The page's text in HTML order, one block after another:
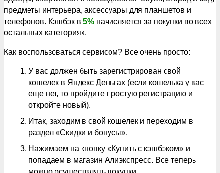
предметы интерьера, аксессуары для планшетов и
телефонов. Кэшбэк в 5% начисляется за покупки во всех
остальных категориях.
Как воспользоваться сервисом? Все очень просто:
У вас должен быть зарегистрирован свой
кошелек в Яндекс Деньгах (если кошелька у вас
еще нет, то пройдите простую регистрацию и
откройте новый).
Итак, заходим в свой кошелек и переходим в
раздел «Скидки и бонусы».
Нажимаем на кнопку «Купить с кэшбэком» и
попадаем в магазин Алиэкспресс. Все теперь